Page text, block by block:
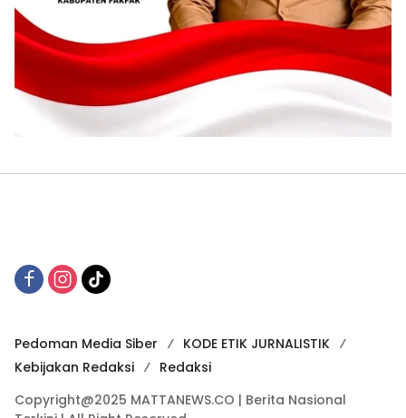
Pedoman Media Siber
KODE ETIK JURNALISTIK
Kebijakan Redaksi
Redaksi
Copyright@2025 MATTANEWS.CO | Berita Nasional